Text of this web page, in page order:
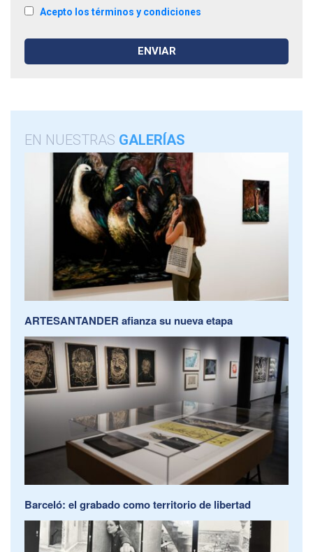
Acepto los términos y condiciones
EN NUESTRAS GALERÍAS
ARTESANTANDER afianza su nueva etapa
Barceló: el grabado como territorio de libertad